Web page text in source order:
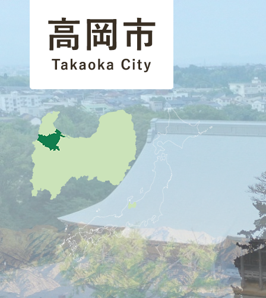
Takaoka
City
地
図
で
す。
岡
市
が
目
の
ス
ラ
ド
目
の
ス
ラ
ド